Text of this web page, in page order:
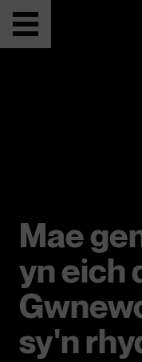
Mae
yn eich
sy'n